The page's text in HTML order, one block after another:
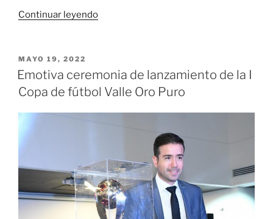
Continuar leyendo«El
Escenarios
se
con
Copa
Valle
Oro
Puro»
PUBLICADO
EL
MAYO 19, 2022
Emotiva ceremonia de lanzamiento de la I
Copa de fútbol Valle Oro Puro